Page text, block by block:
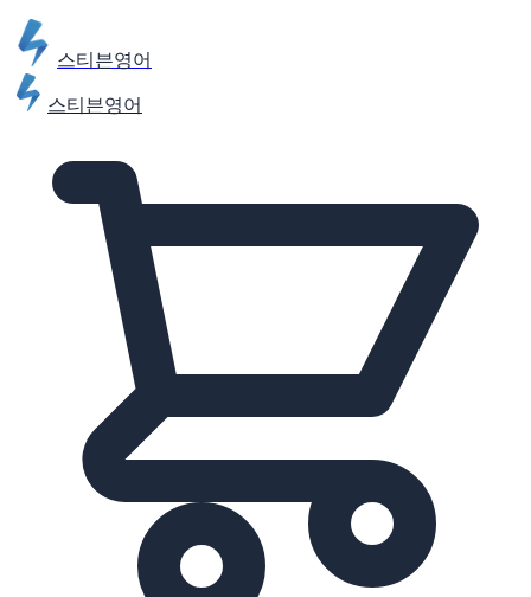
스티븐영어
스티븐영어